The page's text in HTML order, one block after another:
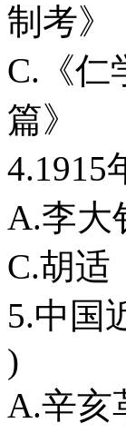
制考》
C.
篇》
A.
5.中国
)
A.